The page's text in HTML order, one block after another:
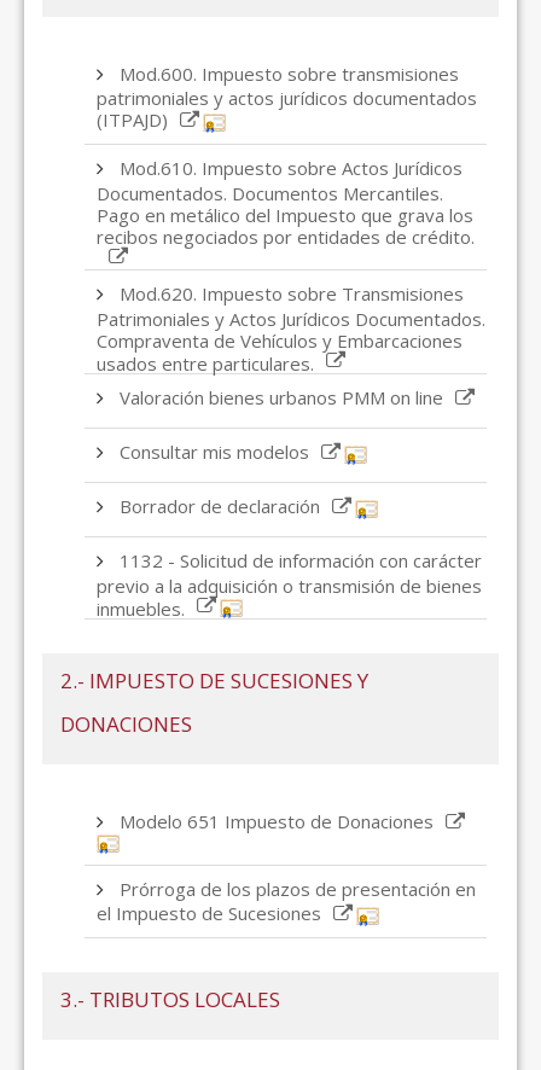
Mod.600. Impuesto sobre transmisiones
patrimoniales y actos jurídicos documentados
(ITPAJD)
Mod.610. Impuesto sobre Actos Jurídicos
Documentados. Documentos Mercantiles.
Pago en metálico del Impuesto que grava los
recibos negociados por entidades de crédito.
Mod.620. Impuesto sobre Transmisiones
Patrimoniales y Actos Jurídicos Documentados.
Compraventa de Vehículos y Embarcaciones
usados entre particulares.
Valoración bienes urbanos PMM on line
Consultar mis modelos
Borrador de declaración
1132 - Solicitud de información con carácter
previo a la adquisición o transmisión de bienes
inmuebles.
2.- IMPUESTO DE SUCESIONES Y
DONACIONES
Modelo 651 Impuesto de Donaciones
Prórroga de los plazos de presentación en
el Impuesto de Sucesiones
3.- TRIBUTOS LOCALES